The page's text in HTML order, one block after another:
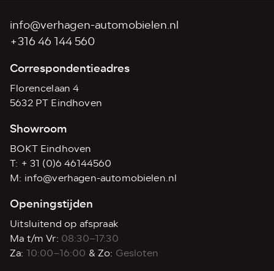
info@verhagen-automobielen.nl
+316 46 144 560
Correspondentieadres
Florencelaan 4
5632 PT Eindhoven
Showroom
BOKT Eindhoven
T: + 31 (0)6 46144560
M: info@verhagen-automobielen.nl
Openingstijden
Uitsluitend op afspraak
Ma t/m Vr: 08:30–17:30
Za: 10:00–16:00 & Zo: Gesloten